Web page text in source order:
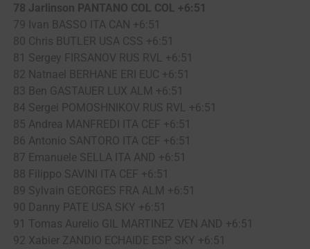
78 Jarlinson PANTANO COL COL +6:51
79 Ivan BASSO ITA CAN +6:51
80 Chris BUTLER USA CSS +6:51
81 Sergey FIRSANOV RUS RVL +6:51
82 Natnael BERHANE ERI EUC +6:51
83 Ben GASTAUER LUX ALM +6:51
84 Sergei POMOSHNIKOV RUS RVL +6:51
85 Andrea MANFREDI ITA CEF +6:51
86 Antonio SANTORO ITA CEF +6:51
87 Emanuele SELLA ITA AND +6:51
88 Filippo SAVINI ITA CEF +6:51
89 Sylvain GEORGES FRA ALM +6:51
90 Danny PATE USA SKY +6:51
91 Tomas Aurelio GIL MARTINEZ VEN AND +6:51
92 Xabier ZANDIO ECHAIDE ESP SKY +6:51